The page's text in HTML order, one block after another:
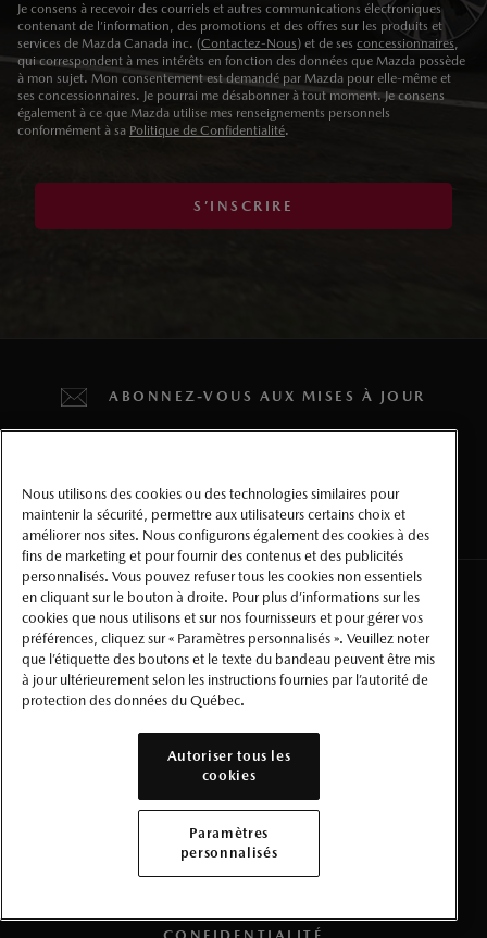
Je consens à recevoir des courriels et autres communications électroniques
contenant de l’information, des promotions et des offres sur les produits et
services de Mazda Canada inc. (Contactez-Nous) et de ses concessionnaires,
qui correspondent à mes intérêts en fonction des données que Mazda possède
à mon sujet. Mon consentement est demandé par Mazda pour elle-même et
ses concessionnaires. Je pourrai me désabonner à tout moment. Je consens
également à ce que Mazda utilise mes renseignements personnels
conformément à sa Politique de Confidentialité.
S’INSCRIRE
ABONNEZ-VOUS AUX MISES À JOUR
NOUS JOINDRE
CARRIÈRES
APPRENDRE
MÉDIAS
CONDITIONS D’UTILISATION
Nous utilisons des cookies ou des technologies similaires pour
maintenir la sécurité, permettre aux utilisateurs certains choix et
améliorer nos sites. Nous configurons également des cookies à des
fins de marketing et pour fournir des contenus et des publicités
personnalisés. Vous pouvez refuser tous les cookies non essentiels
en cliquant sur le bouton à droite. Pour plus d’informations sur les
cookies que nous utilisons et sur nos fournisseurs et pour gérer vos
préférences, cliquez sur « Paramètres personnalisés ». Veuillez noter
que l’étiquette des boutons et le texte du bandeau peuvent être mis
à jour ultérieurement selon les instructions fournies par l’autorité de
protection des données du Québec.
Autoriser tous les
cookies
Paramètres
personnalisés